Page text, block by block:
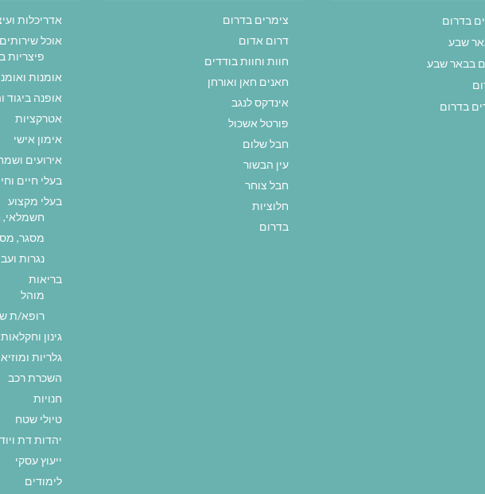
אדריכלות
אוכל
פיצריות
אומנות
אופנה ביגוד
אטרקציות
אימון אישי
אירועים
בעלי חיים
בעלי מקצוע
מסגר,
נגרות
בריאות
מוהל
רופא/ת
גינון וחקלאות
גלריות
השכרת רכב
חנויות
טיולי שטח
יהדות דת
ייעוץ עסקי
לימודים
צימרים בדרום
דרום אדום
חוות וחוות בודדים
חאנים חאן ואורחן
אינדקס לנגב
פורטל אשכול
חבל שלום
עין הבשור
חבל צוחר
חלוציות
בדרום
בדרום
שבע
בבאר שבע
בדרום